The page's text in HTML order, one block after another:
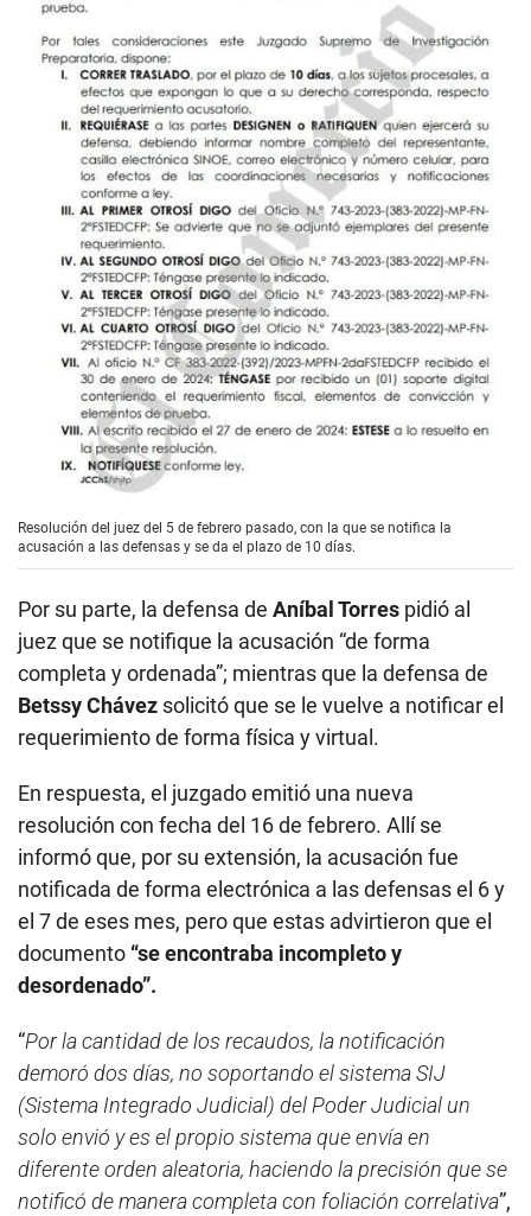
Resolución del juez del 5 de febrero pasado, con la que se notifica la
acusación a las defensas y se da el plazo de 10 días.
Por su parte, la defensa de Aníbal Torres pidió al
juez que se notifique la acusación “de forma
completa y ordenada”; mientras que la defensa de
Betssy Chávez solicitó que se le vuelve a notificar el
requerimiento de forma física y virtual.
En respuesta, el juzgado emitió una nueva
resolución con fecha del 16 de febrero. Allí se
informó que, por su extensión, la acusación fue
notificada de forma electrónica a las defensas el 6 y
el 7 de eses mes, pero que estas advirtieron que el
documento “se encontraba incompleto y
desordenado”.
“Por la cantidad de los recaudos, la notificación
demoró dos días, no soportando el sistema SIJ
(Sistema Integrado Judicial) del Poder Judicial un
solo envió y es el propio sistema que envía en
diferente orden aleatoria, haciendo la precisión que se
notificó de manera completa con foliación correlativa”,